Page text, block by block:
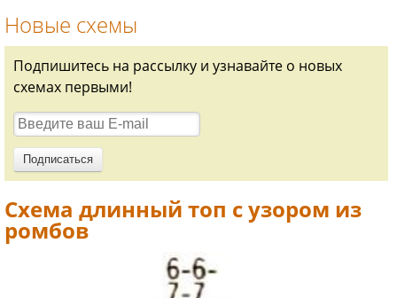
Новые схемы
Подпишитесь на рассылку и узнавайте о новых
схемах первыми!
Схема длинный топ с узором из
ромбов